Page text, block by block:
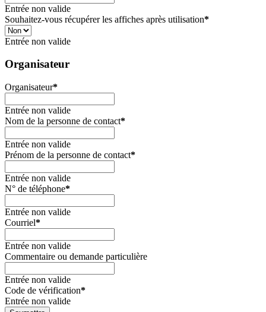
Entrée non valide
Souhaitez-vous récupérer les affiches après utilisation*
Entrée non valide
Organisateur
Organisateur*
Entrée non valide
Nom de la personne de contact*
Entrée non valide
Prénom de la personne de contact*
Entrée non valide
N° de téléphone*
Entrée non valide
Courriel*
Entrée non valide
Commentaire ou demande particulière
Entrée non valide
Code de vérification*
Entrée non valide